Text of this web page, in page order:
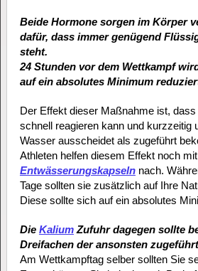
Beide Hormone sorgen im Körper
dafür, dass immer genügend
steht.
24 Stunden vor dem Wettkampf
auf ein absolutes Minimum
Der Effekt dieser Maßnahme ist,
schnell reagieren kann und kurzzeitig
Wasser ausscheidet als zugeführt
Athleten helfen diesem Effekt noch mit
Entwässerungskapselnnach.
Tage sollten sie zusätzlich auf Ihre
Diese sollte sich auf ein absolutes
Die KaliumZufuhr dagegen sollte
Dreifachen der ansonsten
Am Wettkampftag selber sollten Sie